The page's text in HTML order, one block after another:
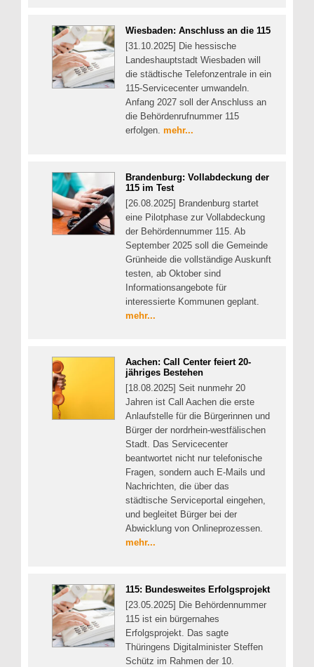
Wiesbaden: Anschluss an die 115
[31.10.2025] Die hessische
Landeshauptstadt Wiesbaden will
die städtische Telefonzentrale in ein
115-Servicecenter umwandeln.
Anfang 2027 soll der Anschluss an
die Behördenrufnummer 115
erfolgen. mehr...
Brandenburg: Vollabdeckung der
115 im Test
[26.08.2025] Brandenburg startet
eine Pilotphase zur Vollabdeckung
der Behördennummer 115. Ab
September 2025 soll die Gemeinde
Grünheide die vollständige Auskunft
testen, ab Oktober sind
Informationsangebote für
interessierte Kommunen geplant.
mehr...
Aachen: Call Center feiert 20-
jähriges Bestehen
[18.08.2025] Seit nunmehr 20
Jahren ist Call Aachen die erste
Anlaufstelle für die Bürgerinnen und
Bürger der nordrhein-westfälischen
Stadt. Das Servicecenter
beantwortet nicht nur telefonische
Fragen, sondern auch E-Mails und
Nachrichten, die über das
städtische Serviceportal eingehen,
und begleitet Bürger bei der
Abwicklung von Onlineprozessen.
mehr...
115: Bundesweites Erfolgsprojekt
[23.05.2025] Die Behördennummer
115 ist ein bürgernahes
Erfolgsprojekt. Das sagte
Thüringens Digitalminister Steffen
Schütz im Rahmen der 10.